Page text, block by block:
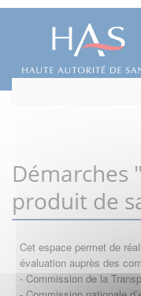
Démarches
produit de
Cet espace permet de
évaluation auprès des
- Commission de la